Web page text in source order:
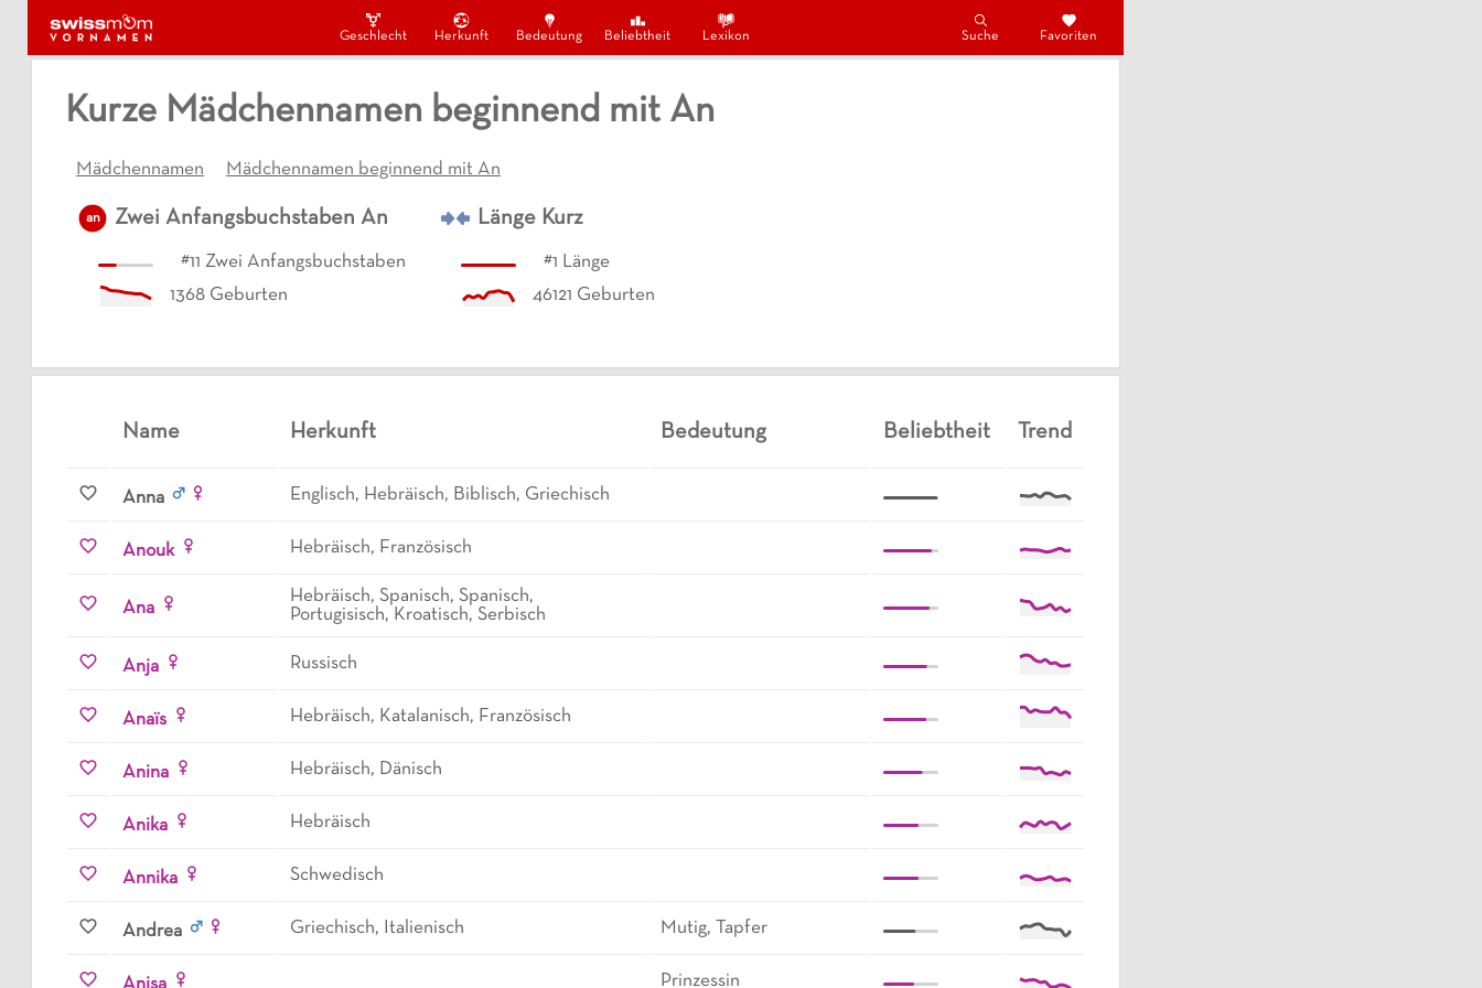
Geschlecht Herkunft Bedeutung Beliebtheit Lexikon Suche Favoriten
Kurze Mädchennamen beginnend mit An
Mädchennamen Mädchennamen beginnend mit An
an Zwei Anfangsbuchstaben An
#11 Zwei Anfangsbuchstaben
1368 Geburten
Länge Kurz
#1 Länge
46121 Geburten
Name Herkunft Bedeutung Beliebtheit Trend
Anna Englisch, Hebräisch, Biblisch, Griechisch
Anouk Hebräisch, Französisch
Ana
Hebräisch, Spanisch, Spanisch,
Portugisisch, Kroatisch, Serbisch
Anja Russisch
Anaïs Hebräisch, Katalanisch, Französisch
Anina Hebräisch, Dänisch
Anika Hebräisch
Annika Schwedisch
Andrea Griechisch, Italienisch Mutig, Tapfer
Prinzessin